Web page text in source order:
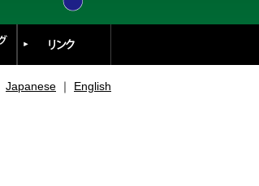
Japanese ｜ English